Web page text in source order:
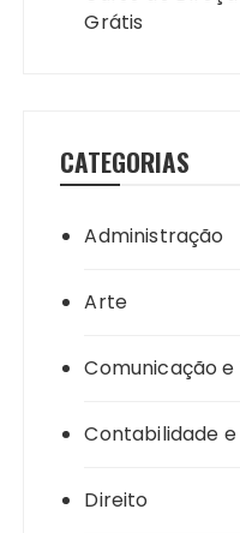
Grátis
CATEGORIAS
Administração
Arte
Comunicação e
Contabilidade e
Direito